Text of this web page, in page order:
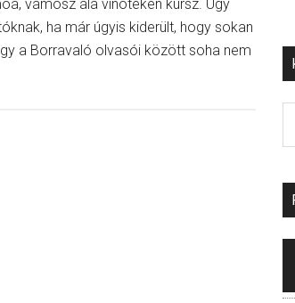
vámosz álá vinotéken kursz. Úgy
ha már úgyis kiderült, hogy sokan
a Borravaló olvasói között soha nem